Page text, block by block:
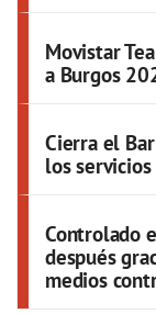
Movistar
a Burgos
Cierra el
los
Controlado
después
medios